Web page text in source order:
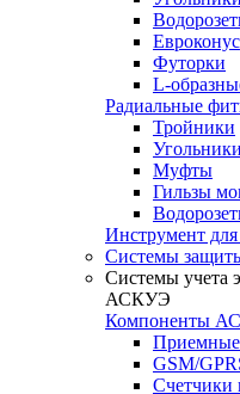
Евроконус
Футорки
L-
Радиальные
Тройники
Угольники
Муфты
Гильзы
Инструмент
Системы
Системы учета
АСКУЭ
Компоненты
GSM/
Счетчики